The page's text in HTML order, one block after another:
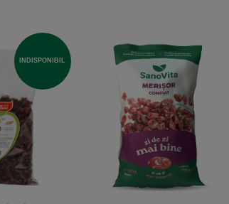
INDISPONIBIL